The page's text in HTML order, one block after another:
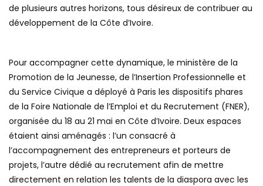
de plusieurs autres horizons, tous désireux de contribuer au
développement de la Côte d’Ivoire.
Pour accompagner cette dynamique, le ministère de la
Promotion de la Jeunesse, de l’Insertion Professionnelle et
du Service Civique a déployé à Paris les dispositifs phares
de la Foire Nationale de l’Emploi et du Recrutement (FNER),
organisée du 18 au 21 mai en Côte d’Ivoire. Deux espaces
étaient ainsi aménagés : l’un consacré à
l’accompagnement des entrepreneurs et porteurs de
projets, l’autre dédié au recrutement afin de mettre
directement en relation les talents de la diaspora avec les